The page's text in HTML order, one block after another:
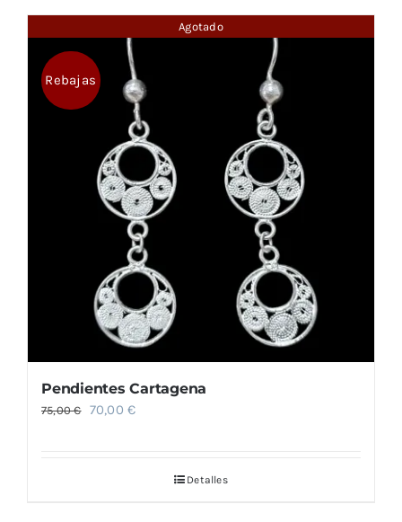
Agotado
Rebajas
Pendientes Cartagena
75,00€
El
70,00€El
Detalles